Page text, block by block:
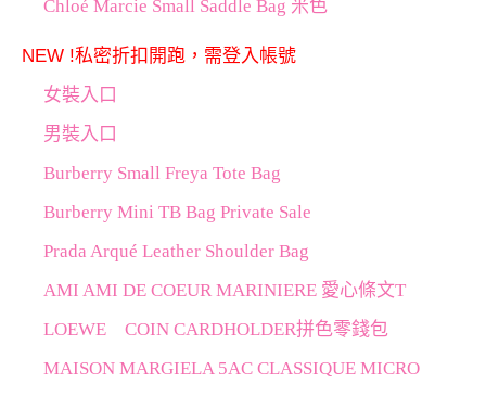
Chloé Marcie Small Saddle Bag 米色
NEW !私密折扣開跑，需登入帳號
女裝入口
男裝入口
Burberry Small Freya Tote Bag
Burberry Mini TB Bag Private Sale
Prada Arqué Leather Shoulder Bag
AMI AMI DE COEUR MARINIERE 愛心條文T
LOEWE COIN CARDHOLDER拼色零錢包
MAISON MARGIELA 5AC CLASSIQUE MICRO